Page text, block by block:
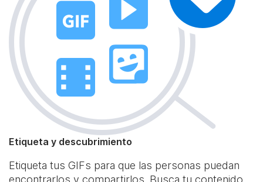
Etiqueta y descubrimiento
Etiqueta tus GIFs para que las personas puedan
encontrarlos y compartirlos. Busca tu contenido